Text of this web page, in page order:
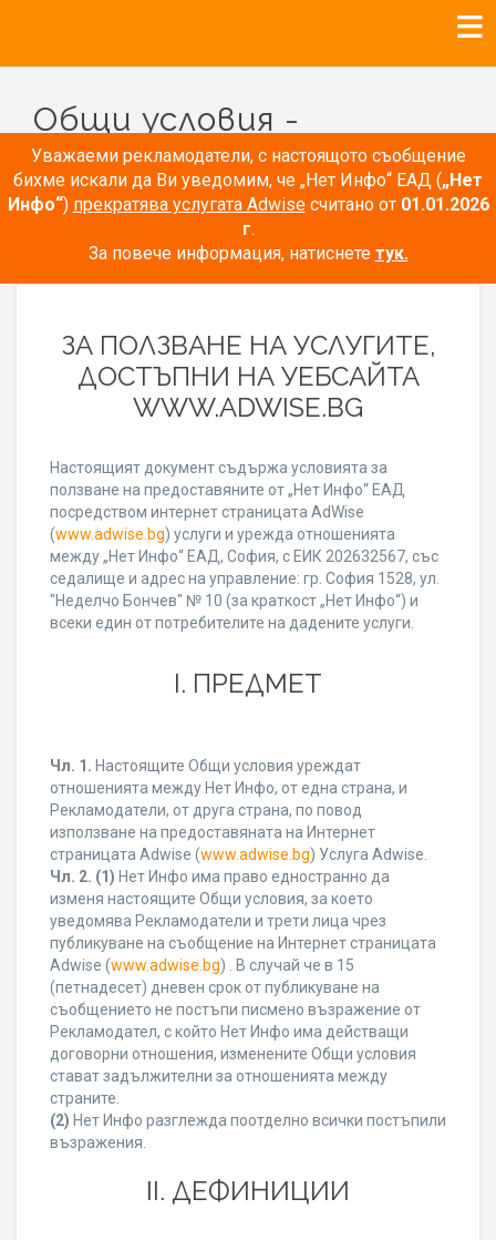
Уважаеми рекламодатели, с настоящото съобщение
бихме искали да Ви уведомим, че „Нет Инфо“ ЕАД („Нет
Инфо“) прекратява услугата Adwiseсчитано от 01.01.2026
г.
За повече информация, натиснете тук.
Общи условия -
Рекламодатели
ОБЩИ УСЛОВИЯ
ЗА ПОЛЗВАНЕ НА УСЛУГИТЕ,
ДОСТЪПНИ НА УЕБСАЙТА
WWW.ADWISE.BG
Настоящият документ съдържа условията за
ползване на предоставяните от „Нет Инфо“ ЕАД
посредством интернет страницата AdWise
(www.adwise.bg) услуги и урежда отношенията
между „Нет Инфо“ ЕАД, София, с ЕИК 202632567, със
седалище и адрес на управление: гр. София 1528, ул.
"Неделчо Бончев" № 10 (за краткост „Нет Инфо“) и
всеки един от потребителите на дадените услуги.
І. ПРЕДМЕТ
Чл. 1. Настоящите Общи условия уреждат
отношенията между Нет Инфо, от една страна, и
Рекламодатели, от друга страна, по повод
използване на предоставяната на Интернет
страницата Adwise (www.adwise.bg) Услуга Adwise.
Чл. 2. (1) Нет Инфо има право едностранно да
изменя настоящите Общи условия, за което
уведомява Рекламодатели и трети лица чрез
публикуване на съобщение на Интернет страницата
Adwise (www.adwise.bg) . В случай че в 15
(петнадесет) дневен срок от публикуване на
съобщението не постъпи писмено възражение от
Рекламодател, с който Нет Инфо има действащи
договорни отношения, изменените Общи условия
стават задължителни за отношенията между
страните.
(2) Нет Инфо разглежда поотделно всички постъпили
възражения.
ІІ. ДЕФИНИЦИИ